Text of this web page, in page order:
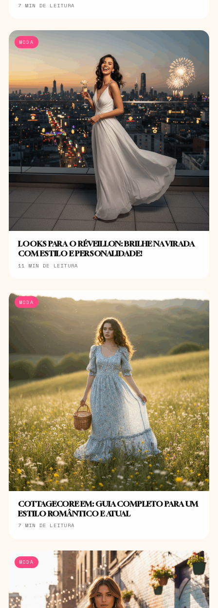
7 MIN DE LEITURA
MODA
LOOKS PARA O RÉVEILLON: BRILHE NA VIRADA
COM ESTILO E PERSONALIDADE!
11 MIN DE LEITURA
MODA
COTTAGECORE EM: GUIA COMPLETO PARA UM
ESTILO ROMÂNTICO E ATUAL
7 MIN DE LEITURA
MODA